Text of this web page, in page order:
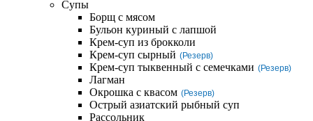
Супы
Борщ с мясом
Бульон куриный с лапшой
Крем-суп из брокколи
Крем-суп сырный (Резерв)
Крем-суп тыквенный с семечками (Резерв)
Лагман
Окрошка с квасом (Резерв)
Острый азиатский рыбный суп
Рассольник